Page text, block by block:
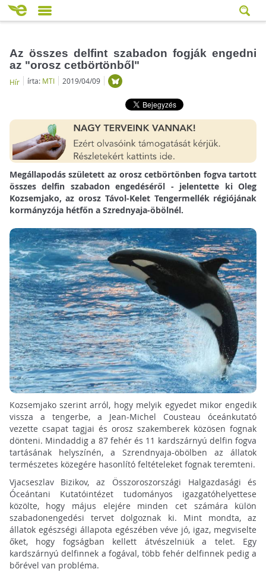
Az összes delfint szabadon fogják engedni
az "orosz cetbörtönből"
Hír írta: MTI 2019/04/09
Megállapodás született az orosz cetbörtönben fogva tartott
összes delfin szabadon engedéséről - jelentette ki Oleg
Kozsemjako, az orosz Távol-Kelet Tengermellék régiójának
kormányzója hétfőn a Szrednyaja-öbölnél.
Kozsemjako szerint arról, hogy melyik egyedet mikor engedik
vissza a tengerbe, a Jean-Michel Cousteau óceánkutató
vezette csapat tagjai és orosz szakemberek közösen fognak
dönteni. Mindaddig a 87 fehér és 11 kardszárnyú delfin fogva
tartásának helyszínén, a Szrendnyaja-öbölben az állatok
természetes közegére hasonlító feltételeket fognak teremteni.
Vjacseszlav Bizikov, az Összoroszországi Halgazdasági és
Óceántani Kutatóintézet tudományos igazgatóhelyettese
közölte, hogy május elejére minden cet számára külön
szabadonengedési tervet dolgoznak ki. Mint mondta, az
állatok egészségi állapota egészében véve jó, igaz, megviselte
őket, hogy fogságban kellett átvészelniük a telet. Egy
kardszárnyú delfinnek a fogával, több fehér delfinnek pedig a
bőrével van probléma.